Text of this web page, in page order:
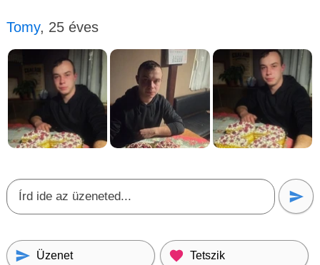
Tomy, 25 éves
Üzenet Tetszik